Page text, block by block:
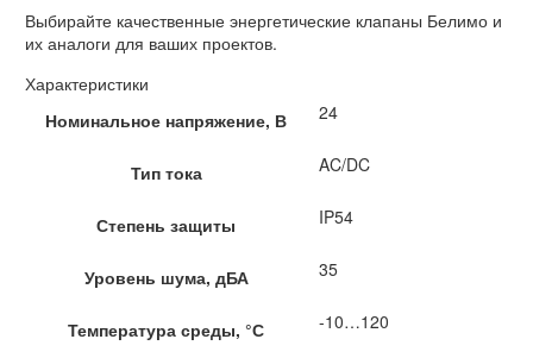
Выбирайте качественные энергетические клапаны Белимо и
их аналоги для ваших проектов.
Характеристики
Номинальное напряжение, В
24
Тип тока AC/DC
Степень защиты IP54
Уровень шума, дБА 35
Температура среды, °С -10…120